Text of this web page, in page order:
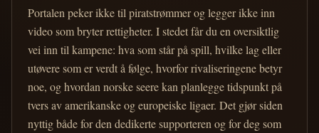
Portalen peker ikke til piratstrømmer og legger ikke inn
video som bryter rettigheter. I stedet får du en oversiktlig
vei inn til kampene: hva som står på spill, hvilke lag eller
utøvere som er verdt å følge, hvorfor rivaliseringene betyr
noe, og hvordan norske seere kan planlegge tidspunkt på
tvers av amerikanske og europeiske ligaer. Det gjør siden
nyttig både for den dedikerte supporteren og for deg som